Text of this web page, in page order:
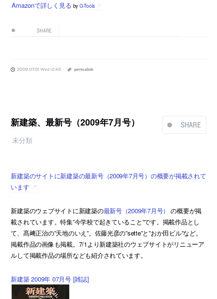
Amazonで詳しく見る by G-Tools
SHARE
2009.07.01 Wed 12:40 permalink
SHARE
新建築、最新号（2009年7月号）
未分類
新建築のサイトに新建築の最新号（2009年7月号）の概要が掲載されて
います
新建築のウェブサイトに新建築の最新号（2009年7月号）
の概要が掲
載されています。特集”今学校で起きていること”です。掲載作品とし
て、髙﨑正治の”天地のいえ”。佐藤光彦の”sette”と”おか田ビル”など。
掲載作品の画像も掲載。7/1より新建築社のウェブサイトがリニューア
ルして掲載作品の場所なども紹介されています。
新建築 2009年 07月号 [雑誌]